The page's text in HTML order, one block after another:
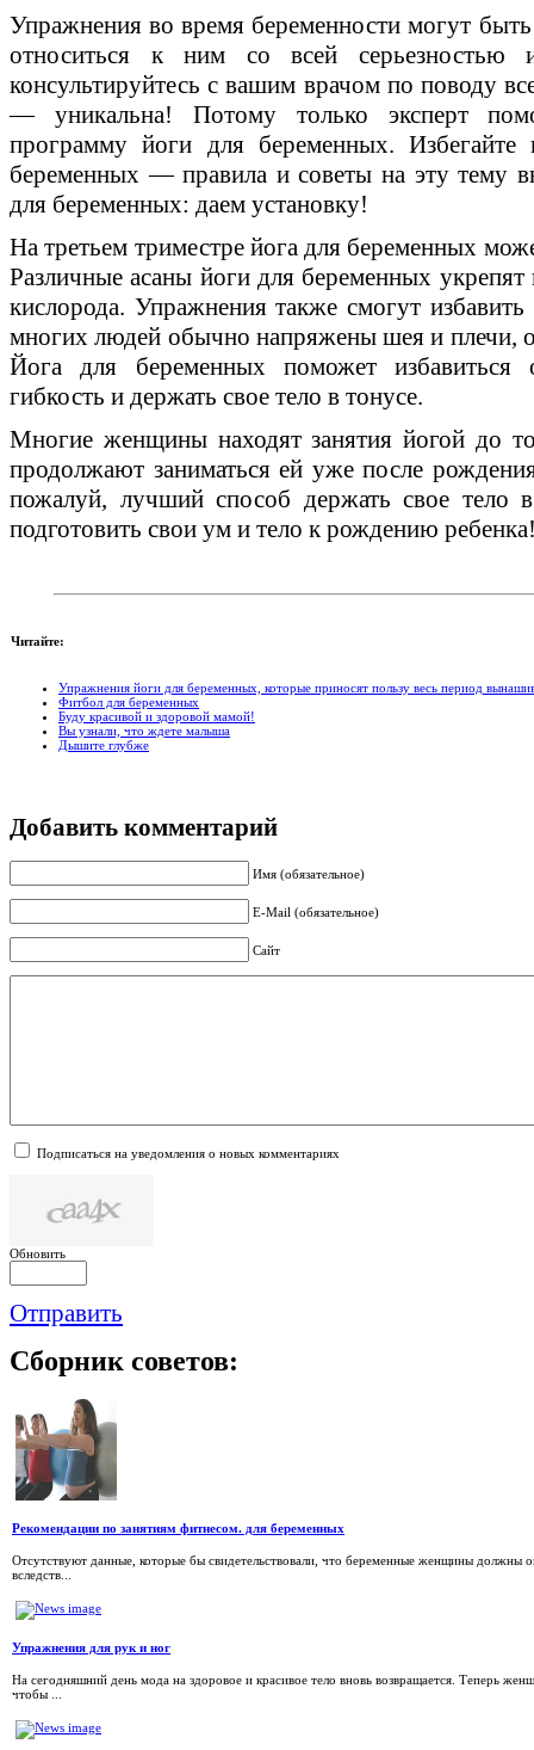
Упражнения во время беременности могут
относиться к ним со всей серьезностью
консультируйтесь с вашим врачом по поводу
— уникальна! Потому только эксперт
программу йоги для беременных. Избегайте
беременных — правила и советы на эту тему
для беременных: даем установку!
На третьем триместре йога для беременных
Различные асаны йоги для беременных
кислорода. Упражнения также смогут
многих людей обычно напряжены шея и плечи,
Йога для беременных поможет
гибкость и держать свое тело в тонусе.
Многие женщины находят занятия йогой до
продолжают заниматься ей уже после
пожалуй, лучший способ держать свое тело
подготовить свои ум и тело к рождению
Читайте:
Упражнения йоги для беременных, которые приносят пользу весь период
Фитбол для беременных
Буду красивой и здоровой мамой!
Вы узнали, что ждете малыша
Дышите глубже
Добавить комментарий
Имя (обязательное)
E-Mail (обязательное)
Сайт
Подписаться на уведомления о новых комментариях
Обновить
Отправить
Сборник советов:
Рекомендации по занятиям фитнесом. для беременных
Отсутствуют данные, которые бы свидетельствовали, что беременные женщины должны
вследств...
Упражнения для рук и ног
На сегодняшний день мода на здоровое и красивое тело вновь возвращается. Теперь
чтобы ...